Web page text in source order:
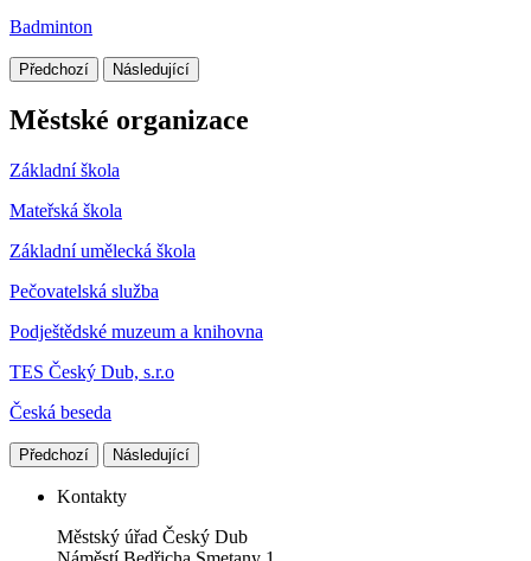
Badminton
Předchozí Následující
Městské organizace
Základní škola
Mateřská škola
Základní umělecká škola
Pečovatelská služba
Podještědské muzeum a knihovna
TES Český Dub, s.r.o
Česká beseda
Předchozí Následující
Kontakty
Městský úřad Český Dub